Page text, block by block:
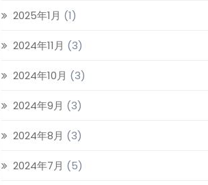
2025年1月 (1)
2024年11月 (3)
2024年10月 (3)
2024年9月 (3)
2024年8月 (3)
2024年7月 (5)